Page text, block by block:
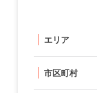
エリア
市区町村